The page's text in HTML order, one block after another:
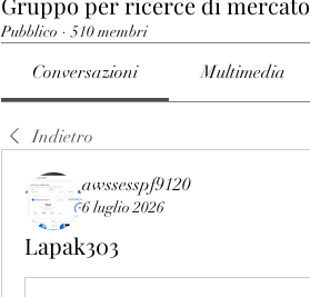
Pubblico · 510 membri
Conversazioni Multimedia
Indietro
awssesspf9120
6 luglio 2026
Lapak303